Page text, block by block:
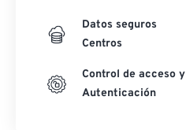
Datos seguros
Centros
Control de acceso y
Autenticación